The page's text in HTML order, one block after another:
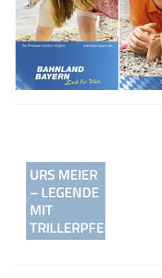
URS MEIER
– LEGENDE
MIT
TRILLERPFEIFE